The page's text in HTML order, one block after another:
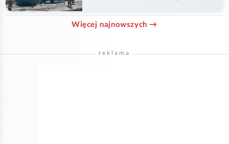
Więcej najnowszych →
reklama